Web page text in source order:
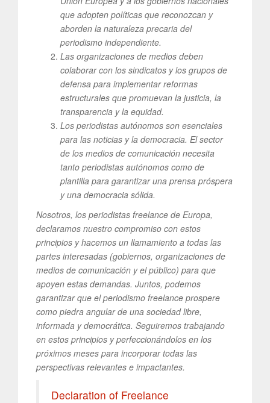
que adopten políticas que reconozcan y
aborden la naturaleza precaria del
periodismo independiente.
Las organizaciones de medios deben
colaborar con los sindicatos y los grupos de
defensa para implementar reformas
estructurales que promuevan la justicia, la
transparencia y la equidad.
Los periodistas autónomos son esenciales
para las noticias y la democracia. El sector
de los medios de comunicación necesita
tanto periodistas autónomos como de
plantilla para garantizar una prensa próspera
y una democracia sólida.
Nosotros, los periodistas freelance de Europa,
declaramos nuestro compromiso con estos
principios y hacemos un llamamiento a todas las
partes interesadas (gobiernos, organizaciones de
medios de comunicación y el público) para que
apoyen estas demandas. Juntos, podemos
garantizar que el periodismo freelance prospere
como piedra angular de una sociedad libre,
informada y democrática. Seguiremos trabajando
en estos principios y perfeccionándolos en los
próximos meses para incorporar todas las
perspectivas relevantes e impactantes.
Declaration of Freelance